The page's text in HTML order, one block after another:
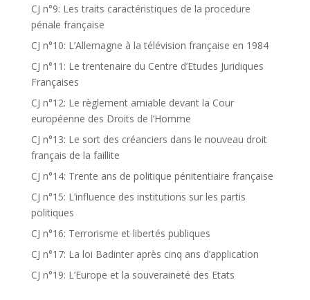
CJ n°9: Les traits caractéristiques de la procedure
pénale française
CJ n°10: L’Allemagne à la télévision française en 1984
CJ n°11: Le trentenaire du Centre d’Etudes Juridiques
Françaises
CJ n°12: Le règlement amiable devant la Cour
européenne des Droits de l’Homme
CJ n°13: Le sort des créanciers dans le nouveau droit
français de la faillite
CJ n°14: Trente ans de politique pénitentiaire française
CJ n°15: L’influence des institutions sur les partis
politiques
CJ n°16: Terrorisme et libertés publiques
CJ n°17: La loi Badinter après cinq ans d’application
CJ n°19: L’Europe et la souveraineté des Etats